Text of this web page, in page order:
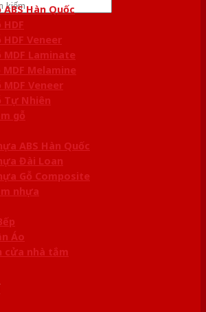
ABS Hàn Quốc
HDF
HDF Veneer
MDF Laminate
MDF Melamine
MDF Veneer
Tự Nhiên
gỗ
ABS Hàn Quốc
Đài Loan
Gỗ Composite
nhựa
Áo
cửa nhà tắm